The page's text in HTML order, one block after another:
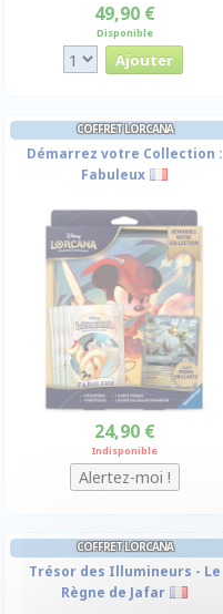
49,90 €
Disponible
COFFRET LORCANA
Démarrez votre Collection :
Fabuleux
24,90 €
Indisponible
COFFRET LORCANA
Trésor des Illumineurs - Le
Règne de Jafar